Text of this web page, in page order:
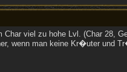
Char viel zu hohe Lvl. (Char 28,
wenn man keine Kr�uter und